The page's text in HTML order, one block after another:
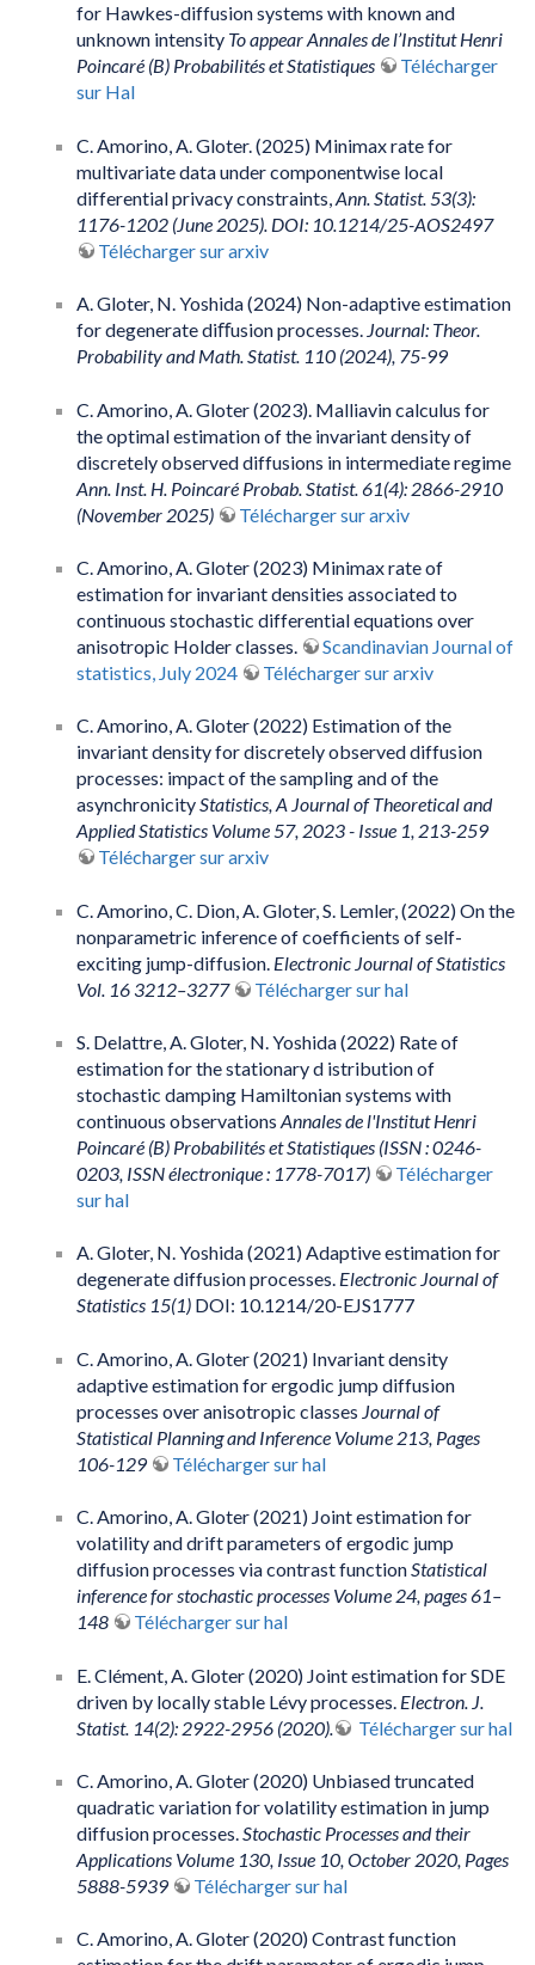
for Hawkes-diffusion systems with known and
unknown intensity To appear Annales de l’Institut Henri
Poincaré (B) Probabilités et Statistiques
Télécharger
sur Hal
C. Amorino, A. Gloter. (2025) Minimax rate for
multivariate data under componentwise local
differential privacy constraints, Ann. Statist. 53(3):
1176-1202 (June 2025). DOI: 10.1214/25-AOS2497
Télécharger sur arxiv
A. Gloter, N. Yoshida (2024) Non-adaptive estimation
for degenerate diﬀusion processes. Journal: Theor.
Probability and Math. Statist. 110 (2024), 75-99
C. Amorino, A. Gloter (2023). Malliavin calculus for
the optimal estimation of the invariant density of
discretely observed diffusions in intermediate regime
Ann. Inst. H. Poincaré Probab. Statist. 61(4): 2866-2910
(November 2025)
Télécharger sur arxiv
C. Amorino, A. Gloter (2023) Minimax rate of
estimation for invariant densities associated to
continuous stochastic differential equations over
anisotropic Holder classes.
Scandinavian Journal of
statistics, July 2024
Télécharger sur arxiv
C. Amorino, A. Gloter (2022) Estimation of the
invariant density for discretely observed diffusion
processes: impact of the sampling and of the
asynchronicityStatistics, A Journal of Theoretical and
Applied Statistics Volume 57, 2023 - Issue 1, 213-259
Télécharger sur arxiv
C. Amorino, C. Dion, A. Gloter, S. Lemler, (2022) On the
nonparametric inference of coefficients of self-
exciting jump-diffusion. Electronic Journal of Statistics
Vol. 16 3212–3277
Télécharger sur hal
S. Delattre, A. Gloter, N. Yoshida (2022) Rate of
estimation for the stationary d istribution of
stochastic damping Hamiltonian systems with
continuous observations Annales de l'Institut Henri
Poincaré (B) Probabilités et Statistiques (ISSN : 0246-
0203, ISSN électronique : 1778-7017)
Télécharger
sur hal
A. Gloter, N. Yoshida (2021) Adaptive estimation for
degenerate diffusion processes. Electronic Journal of
Statistics 15(1) DOI: 10.1214/20-EJS1777
C. Amorino, A. Gloter (2021) Invariant density
adaptive estimation for ergodic jump diffusion
processes over anisotropic classes Journal of
Statistical Planning and Inference Volume 213, Pages
106-129
Télécharger sur hal
C. Amorino, A. Gloter (2021) Joint estimation for
volatility and drift parameters of ergodic jump
diffusion processes via contrast functionStatistical
inference for stochastic processes Volume 24, pages 61–
148
Télécharger sur hal
E. Clément, A. Gloter (2020) Joint estimation for SDE
driven by locally stable Lévy processes. Electron. J.
Statist. 14(2): 2922-2956 (2020).
Télécharger sur hal
C. Amorino, A. Gloter (2020) Unbiased truncated
quadratic variation for volatility estimation in jump
diffusion processes.Stochastic Processes and their
Applications Volume 130, Issue 10, October 2020, Pages
5888-5939
Télécharger sur hal
C. Amorino, A. Gloter (2020) Contrast function